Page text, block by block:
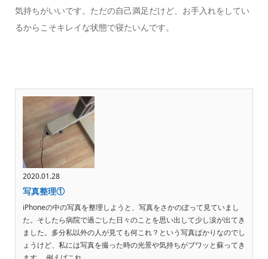
気持ちがいいです。ただの自己満足だけど、お手入れをしてい
るからこそキレイな状態で寝たいんです。
2020.01.28
写真整理①
iPhoneの中の写真を整理しようと、写真をさかのぼって見ていまし
た。そしたら病院で過ごした日々のことを思い出して少し涙が出てき
ました。多分私以外の人が見ても何これ？という写真ばかりなのでし
ょうけど、私には写真を撮った時の光景や気持ちがブワッと蘇ってき